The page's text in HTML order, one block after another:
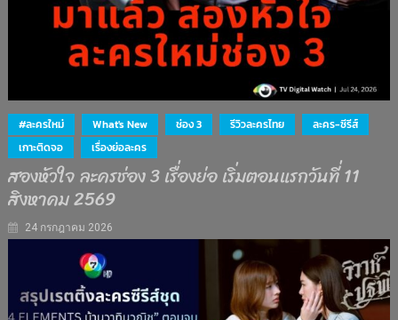
#ละครใหม่ What's New ช่อง 3 รีวิวละครไทย
ละคร-ซีรีส์
เกาะติดจอ
เรื่องย่อละคร
สองหัวใจ ละครช่อง 3 เรื่องย่อ เริ่มตอนแรกวันที่ 11
สิงหาคม 2569
24 กรกฎาคม 2026